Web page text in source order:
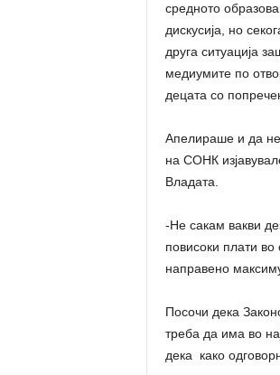
средното
дискусија, но
друга ситуација
медиумите по
децата со
Апелираше и да
на СОНК
Владата.
-Не сакам вакви
повисоки плати
направено
Посочи дека
треба да има во
дека како